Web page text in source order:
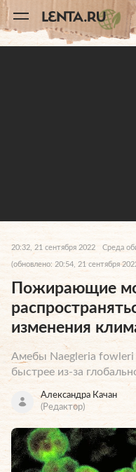
A
11
20:32, 21 сентября 2022 Среда
(обновлено: 20:54, 21 сентября
Пожирающие
изменения
Амебы Naegleria fowleri
быстрее из-за
Александра Качан
(Редактор)